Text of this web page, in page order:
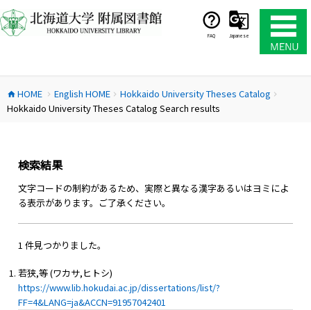
ン
テ
ス
キ
FAQ Japanese
home HOME chevron_right English HOMEchevron_right Hokkaido University Theses Catalog chevron_right
Hokkaido University Theses Catalog Search results
検索結果
文字コードの制約があるため、実際と異なる漢字あるいはヨミによ
る表示があります。ご了承ください。
1 件見つかりました。
若狭,等 (ワカサ,ヒトシ)
https://www.lib.hokudai.ac.jp/dissertations/list/?
FF=4&LANG=ja&ACCN=91957042401